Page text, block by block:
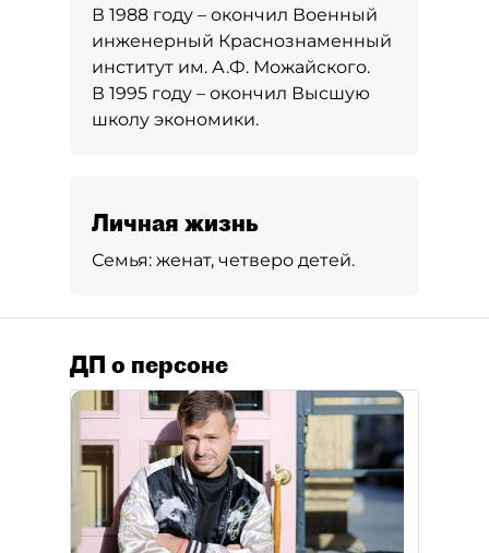
В 1988 году – окончил Военный
инженерный Краснознаменный
институт им. А.Ф. Можайского.
В 1995 году – окончил Высшую
школу экономики.
Личная жизнь
Семья: женат, четверо детей.
ДП о персоне